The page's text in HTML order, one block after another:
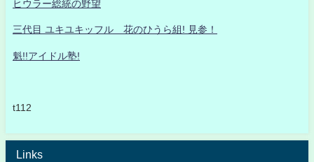
ヒウラー総統の野望
三代目 ユキユキッフル 花のひうら組! 見参！
魁!!アイドル塾!
t112
Links